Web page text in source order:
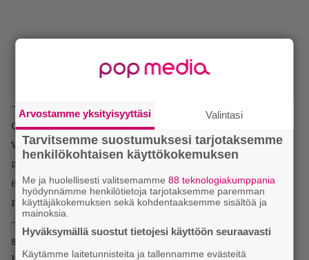
– Rehellisesti sanottuna jokainen October Tide -levy
on ollut edeltäjäänsä vahvempi, särmikkäämpi ja
vaikuttavampi kokonaisuus. Silti kuulen jokaisella
albumilla ja niiden tuotannossa aina niin paljon
erheitä, että minun on pakko etäännyttää itseni
niistä.
– Kuulun niihin muusikoihin, joiden periaate on
seuraava: musiikkini on musiikkiani niin kauan,
Arvostamme yksityisyyttäsi Valintasi
Tarvitsemme suostumuksesi tarjotaksemme
henkilökohtaisen käyttökokemuksen
Me ja huolellisesti valitsemamme88 teknologiakumppania
hyödynnämme henkilötietoja tarjotaksemme paremman
käyttäjäkokemuksen sekä kohdentaaksemme sisältöä ja
mainoksia.
Hyväksymällä suostut tietojesi käyttöön seuraavasti
Käytämme laitetunnisteita ja tallennamme evästeitä